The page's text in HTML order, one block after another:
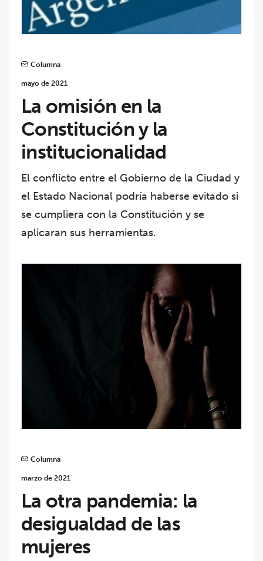
Columna
mayo de 2021
La omisión en la
Constitución y la
institucionalidad
El conflicto entre el Gobierno de la Ciudad y
el Estado Nacional podría haberse evitado si
se cumpliera con la Constitución y se
aplicaran sus herramientas.
Columna
marzo de 2021
La otra pandemia: la
desigualdad de las
mujeres